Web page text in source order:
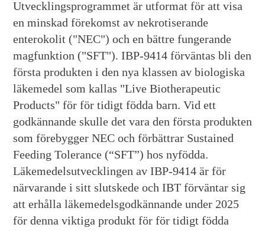
Utvecklingsprogrammet är utformat för att visa
en minskad förekomst av nekrotiserande
enterokolit ("NEC") och en bättre fungerande
magfunktion ("SFT"). IBP-9414 förväntas bli den
första produkten i den nya klassen av biologiska
läkemedel som kallas "Live Biotherapeutic
Products" för för tidigt födda barn. Vid ett
godkännande skulle det vara den första produkten
som förebygger NEC och förbättrar Sustained
Feeding Tolerance (“SFT”) hos nyfödda.
Läkemedelsutvecklingen av IBP-9414 är för
närvarande i sitt slutskede och IBT förväntar sig
att erhålla läkemedelsgodkännande under 2025
för denna viktiga produkt för för tidigt födda